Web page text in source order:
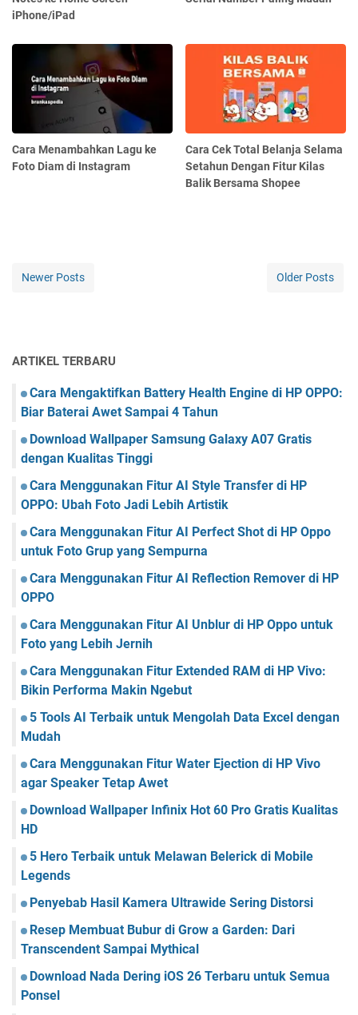
iPhone/iPad
Cara Menambahkan Lagu ke
Foto Diam di Instagram
Cara Cek Total Belanja Selama
Setahun Dengan Fitur Kilas
Balik Bersama Shopee
Newer Posts Older Posts
ARTIKEL TERBARU
Cara Mengaktifkan Battery Health Engine di HP OPPO:
Biar Baterai Awet Sampai 4 Tahun
Download Wallpaper Samsung Galaxy A07 Gratis
dengan Kualitas Tinggi
Cara Menggunakan Fitur AI Style Transfer di HP
OPPO: Ubah Foto Jadi Lebih Artistik
Cara Menggunakan Fitur AI Perfect Shot di HP Oppo
untuk Foto Grup yang Sempurna
Cara Menggunakan Fitur AI Reflection Remover di HP
OPPO
Cara Menggunakan Fitur AI Unblur di HP Oppo untuk
Foto yang Lebih Jernih
Cara Menggunakan Fitur Extended RAM di HP Vivo:
Bikin Performa Makin Ngebut
5 Tools AI Terbaik untuk Mengolah Data Excel dengan
Mudah
Cara Menggunakan Fitur Water Ejection di HP Vivo
agar Speaker Tetap Awet
Download Wallpaper Infinix Hot 60 Pro Gratis Kualitas
HD
5 Hero Terbaik untuk Melawan Belerick di Mobile
Legends
Penyebab Hasil Kamera Ultrawide Sering Distorsi
Resep Membuat Bubur di Grow a Garden: Dari
Transcendent Sampai Mythical
Download Nada Dering iOS 26 Terbaru untuk Semua
Ponsel